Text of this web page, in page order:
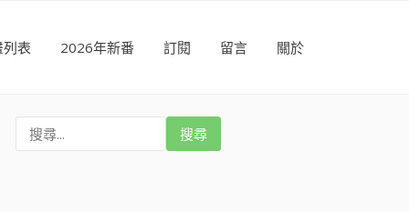
表 2026年新番 訂閱 留言 關於